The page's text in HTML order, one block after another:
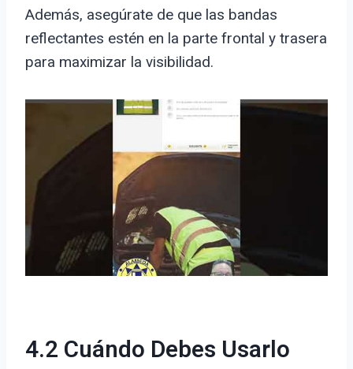
Además, asegúrate de que las bandas
reflectantes estén en la parte frontal y trasera
para maximizar la visibilidad.
4.2 Cuándo Debes Usarlo